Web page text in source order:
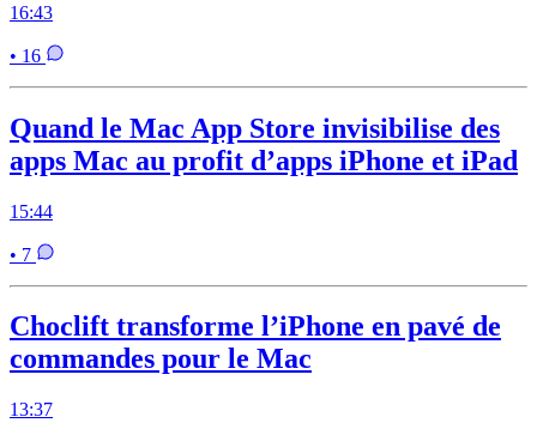
16:43
• 16
Quand le Mac App Store invisibilise des
apps Mac au profit d’apps iPhone et iPad
15:44
• 7
Choclift transforme l’iPhone en pavé de
commandes pour le Mac
13:37